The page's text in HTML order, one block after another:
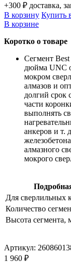
+300 ₽ доставка,
В корзину Купить
В корзине
Коротко о товаре
Сегмент
дюйма UNC
мокром
алмазов и
долгий срок
части
выполнять
анкеров и т.
алмазного
мокрого
Для сверлильных
Количество
Высота сегмента,
Артикул:
1 960 ₽